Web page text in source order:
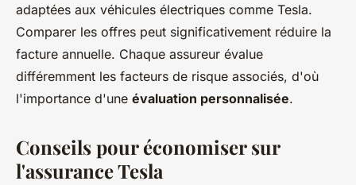
adaptées aux véhicules électriques comme Tesla.
Comparer les offres peut significativement réduire la
facture annuelle. Chaque assureur évalue
différemment les facteurs de risque associés, d'où
l'importance d'une évaluation personnalisée.
Conseils pour économiser sur
l'assurance Tesla